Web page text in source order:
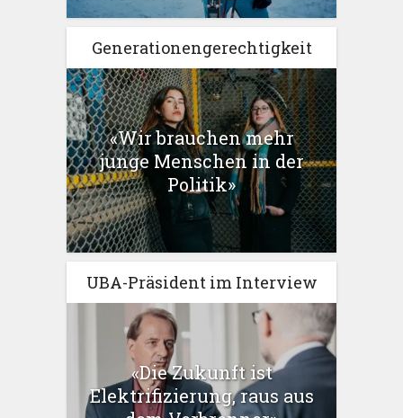
Generationengerechtigkeit
«Wir brauchen mehr
junge Menschen in der
Politik»
UBA-Präsident im Interview
«Die Zukunft ist
Elektrifizierung, raus aus